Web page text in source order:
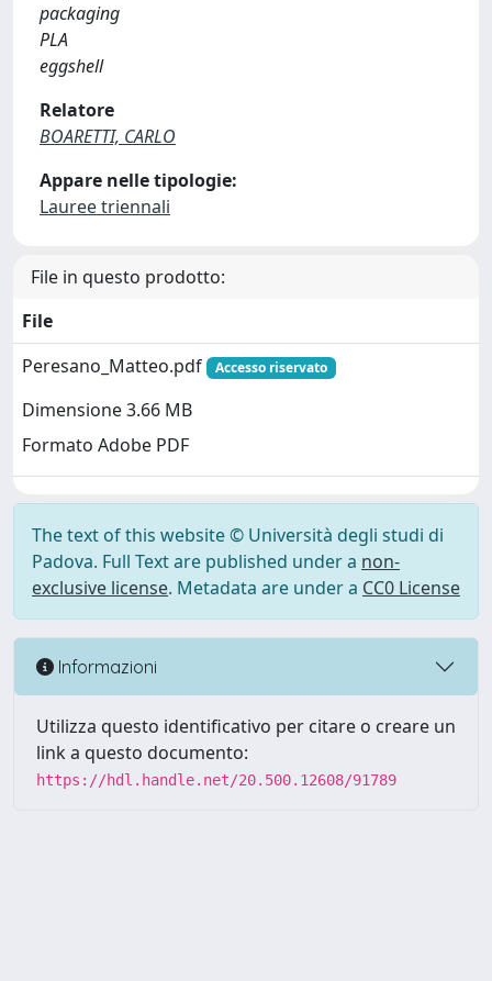
packaging
PLA
eggshell
Relatore
BOARETTI, CARLO
Appare nelle tipologie:
Lauree triennali
File in questo prodotto:
File
Peresano_Matteo.pdf
Accesso riservato
Dimensione 3.66 MB
Formato Adobe PDF
The text of this website © Università degli studi di
Padova. Full Text are published under a non-
exclusive license. Metadata are under a CC0 License
Informazioni
Utilizza questo identificativo per citare o creare un
link a questo documento:
https://hdl.handle.net/20.500.12608/91789